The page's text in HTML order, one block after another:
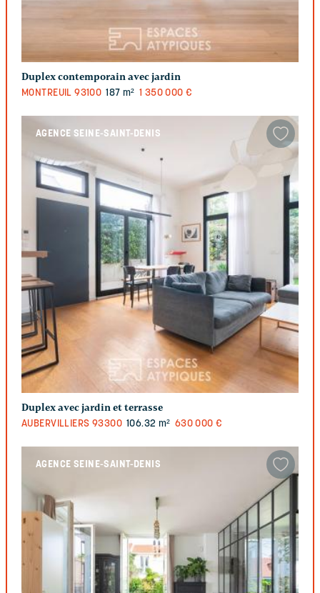
Duplex contemporain avec jardin
MONTREUIL 93100 187 m² 1 350 000 €
AGENCE SEINE-SAINT-DENIS
Duplex avec jardin et terrasse
AUBERVILLIERS 93300 106.32 m² 630 000 €
AGENCE SEINE-SAINT-DENIS